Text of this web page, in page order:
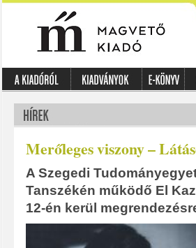
Merőleges viszony –
A Szegedi
Tanszékén működő El
12-én kerül